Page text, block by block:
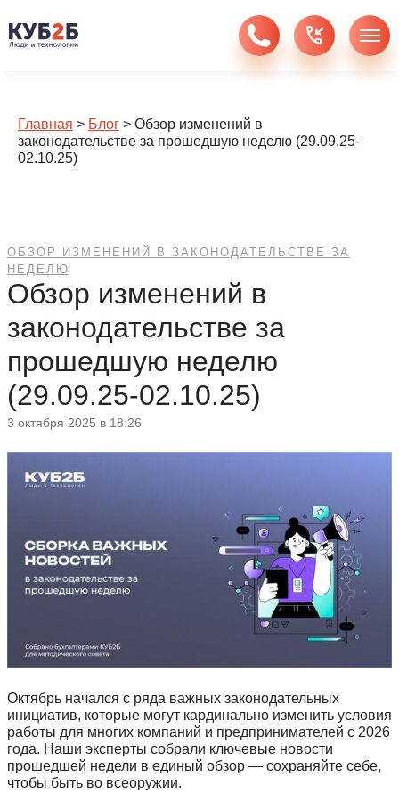
Главная > Блог > Обзор изменений в
законодательстве за прошедшую неделю (29.09.25-
02.10.25)
ОБЗОР ИЗМЕНЕНИЙ В ЗАКОНОДАТЕЛЬСТВЕ ЗА
НЕДЕЛЮ
Обзор изменений в
законодательстве за
прошедшую неделю
(29.09.25-02.10.25)
3 октября 2025 в 18:26
Октябрь начался с ряда важных законодательных
инициатив, которые могут кардинально изменить условия
работы для многих компаний и предпринимателей с 2026
года. Наши эксперты собрали ключевые новости
прошедшей недели в единый обзор — сохраняйте себе,
чтобы быть во всеоружии.